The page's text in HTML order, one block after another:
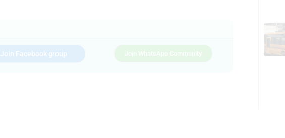
Join Facebook group Join WhatsApp Community